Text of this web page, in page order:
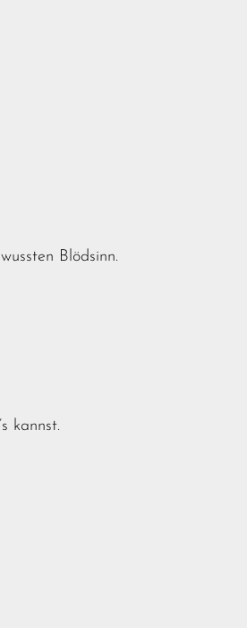
Blödsinn.
kannst.